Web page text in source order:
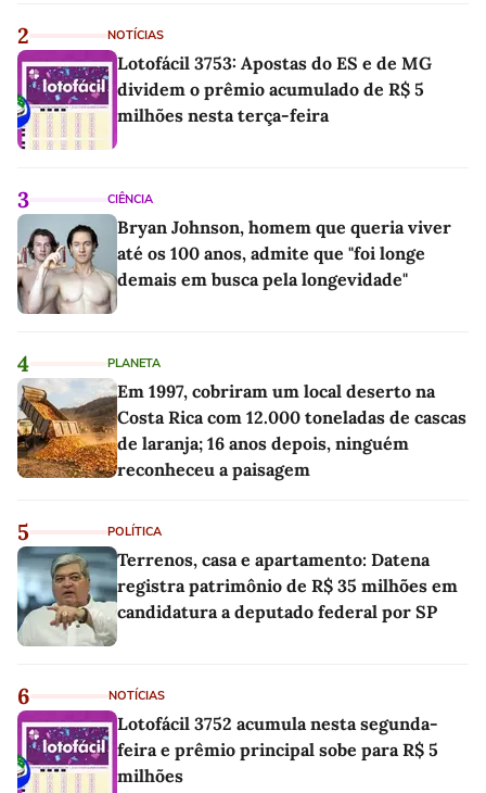
2 NOTÍCIAS
Lotofácil 3753: Apostas do ES e de MG
dividem o prêmio acumulado de R$ 5
milhões nesta terça-feira
3 CIÊNCIA
Bryan Johnson, homem que queria viver
até os 100 anos, admite que "foi longe
demais em busca pela longevidade"
4 PLANETA
Em 1997, cobriram um local deserto na
Costa Rica com 12.000 toneladas de cascas
de laranja; 16 anos depois, ninguém
reconheceu a paisagem
5 POLÍTICA
Terrenos, casa e apartamento: Datena
registra patrimônio de R$ 35 milhões em
candidatura a deputado federal por SP
6 NOTÍCIAS
Lotofácil 3752 acumula nesta segunda-
feira e prêmio principal sobe para R$ 5
milhões